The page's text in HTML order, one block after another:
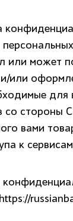
или может
и/или
для
со стороны
вами
к